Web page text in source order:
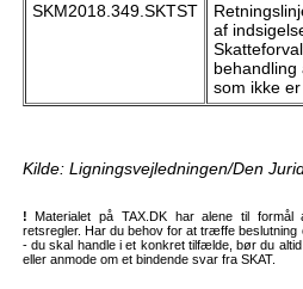
SKM2018.349.SKTST
af
behandling
som ikke
Kilde: Ligningsvejledningen/Den
! Materialet på TAX.DK har alene til formål
retsregler. Har du behov for at træffe beslutning
- du skal handle i et konkret tilfælde, bør du
eller anmode om et bindende svar fra SKAT.